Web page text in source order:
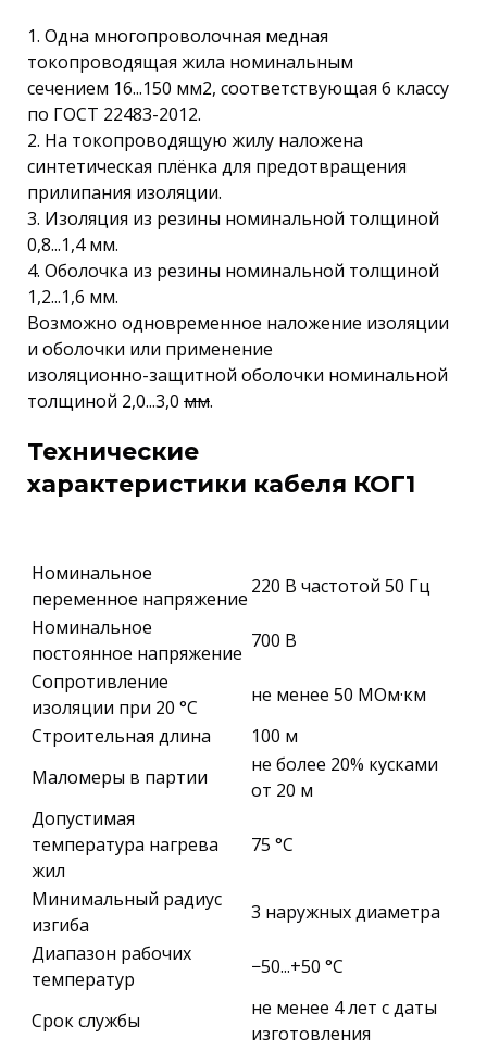
1. Одна многопроволочная медная
токопроводящая жила номинальным
сечением 16...150 мм2, соответствующая 6 классу
по ГОСТ 22483-2012.
2. На токопроводящую жилу наложена
синтетическая плёнка для предотвращения
прилипания изоляции.
3. Изоляция из резины номинальной толщиной
0,8...1,4 мм.
4. Оболочка из резины номинальной толщиной
1,2...1,6 мм.
Возможно одновременное наложение изоляции
и оболочки или применение
изоляционно-защитной оболочки номинальной
толщиной 2,0...3,0 мм.
Технические
характеристики кабеля КОГ1
Номинальное
переменное напряжение
220 В частотой 50 Гц
Номинальное
постоянное напряжение
700 В
Сопротивление
изоляции при 20 °С
не менее 50 МОм·км
Строительная длина
100 м
Маломеры в партии
не более 20% кусками
от 20 м
Допустимая
температура нагрева
жил
75 °С
Минимальный радиус
изгиба
3 наружных диаметра
Диапазон рабочих
температур
−50...+50 °C
Срок службы
не менее 4 лет с даты
изготовления